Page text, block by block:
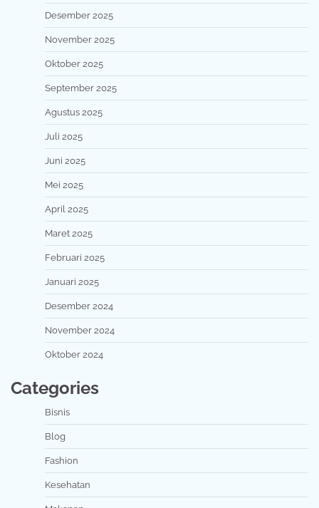
Desember 2025
November 2025
Oktober 2025
September 2025
Agustus 2025
Juli 2025
Juni 2025
Mei 2025
April 2025
Maret 2025
Februari 2025
Januari 2025
Desember 2024
November 2024
Oktober 2024
Categories
Bisnis
Blog
Fashion
Kesehatan